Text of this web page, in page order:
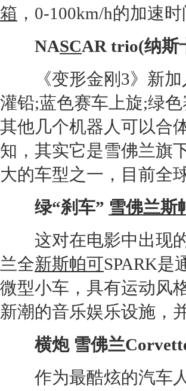
箱 ，0-100km/h的加速
NASCAR trio(纳斯
《变形金刚 3》新
灌铅;蓝色赛车上旋;绿
其他几个机器人可以合
知，其实它是雪佛兰旗
大的车型之一，目前全
绿“刹车” 雪佛兰斯
这对在电影中出现的
兰全新斯帕可SPARK是
微型小车，具有运动风
新潮的音乐娱乐设施，
横炮 雪佛兰
作为最酷炫的汽车人